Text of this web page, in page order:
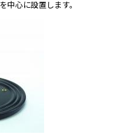
中心に設置します。